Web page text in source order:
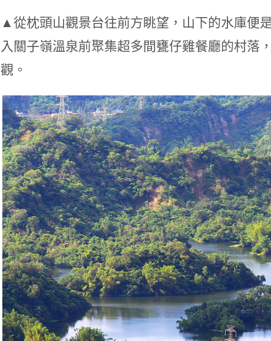
▲從枕頭山觀景台往前方眺望，山下的水庫便
入關子嶺溫泉前聚集超多間甕仔雞餐廳的村落
觀。